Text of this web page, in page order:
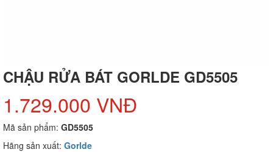
CHẬU RỬA BÁT GORLDE GD5505
1.729.000 VNĐ
Mã sản phẩm: GD5505
Hãng sản xuất: Gorlde